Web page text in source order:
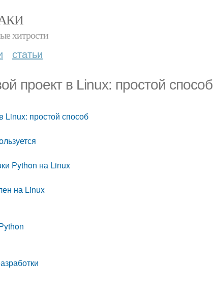
хитрости
статьи
проект в Linux: простой способ
Linux: простой способ
Python на Linux
на Linux